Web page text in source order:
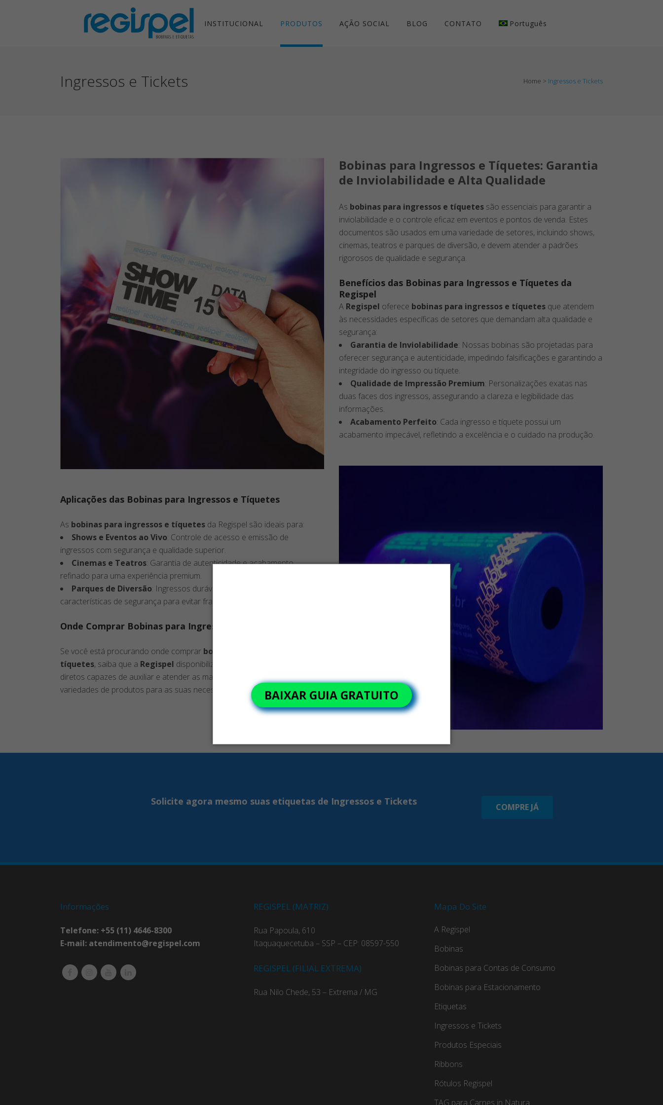
BAIXAR GUIA GRATUITO
INSTITUCIONAL PRODUTOS AÇÃO SOCIAL BLOG CONTATO Português
Ingressos e Tickets Home > Ingressos e Tickets
Aplicações das Bobinas para Ingressos e Tíquetes
As bobinas para ingressos e tíquetes da Regispel são ideais para:
Shows e Eventos ao Vivo: Controle de acesso e emissão de
ingressos com segurança e qualidade superior.
Cinemas e Teatros: Garantia de autenticidade e acabamento
refinado para uma experiência premium.
Parques de Diversão: Ingressos duráveis e resistentes, com
características de segurança para evitar fraudes.
Onde Comprar Bobinas para Ingressos e Tíquetes?
Se você está procurando onde comprar bobinas para ingressos e
tíquetes, saiba que a Regispel disponibiliza canais de atendimento
diretos capazes de auxiliar e atender as mais diversas demandas e
variedades de produtos para as suas necessidades específicas.
Bobinas para Ingressos e Tíquetes: Garantia
de Inviolabilidade e Alta Qualidade
As bobinas para ingressos e tíquetes são essenciais para garantir a
inviolabilidade e o controle eficaz em eventos e pontos de venda. Estes
documentos são usados em uma variedade de setores, incluindo shows,
cinemas, teatros e parques de diversão, e devem atender a padrões
rigorosos de qualidade e segurança.
Benefícios das Bobinas para Ingressos e Tíquetes da
Regispel
A Regispel oferece bobinas para ingressos e tíquetes que atendem
às necessidades específicas de setores que demandam alta qualidade e
segurança:
Garantia de Inviolabilidade: Nossas bobinas são projetadas para
oferecer segurança e autenticidade, impedindo falsificações e garantindo a
integridade do ingresso ou tíquete.
Qualidade de Impressão Premium: Personalizações exatas nas
duas faces dos ingressos, assegurando a clareza e legibilidade das
informações.
Acabamento Perfeito: Cada ingresso e tíquete possui um
acabamento impecável, refletindo a excelência e o cuidado na produção.
Solicite agora mesmo suas etiquetas de Ingressos e Tickets COMPRE JÁ
Informações
Telefone: +55 (11) 4646-8300
E-mail: atendimento@regispel.com
REGISPEL (MATRIZ)
Rua Papoula, 610
Itaquaquecetuba – SSP – CEP: 08597-550
REGISPEL (FILIAL EXTREMA)
Rua Nilo Chede, 53 – Extrema / MG
Mapa Do Site
A Regispel
Bobinas
Bobinas para Contas de Consumo
Bobinas para Estacionamento
Etiquetas
Ingressos e Tickets
Produtos Especiais
Ribbons
Rótulos Regispel
TAG para Carnes in Natura